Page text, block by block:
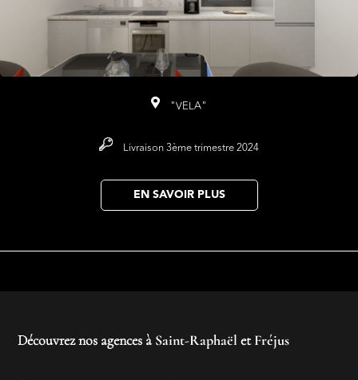
"VELA"
Livraison 3ème trimestre 2024
EN SAVOIR PLUS
Découvrez nos agences àSaint-Raphaël etFréjus